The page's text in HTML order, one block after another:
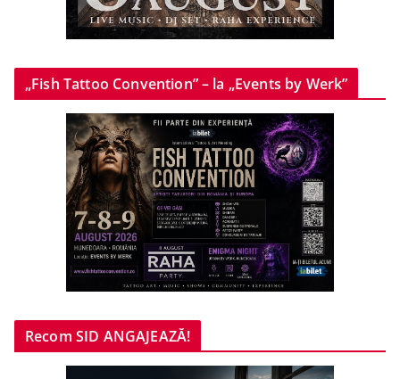
„Fish Tattoo Convention” – la „Events by Werk”
Recom SID ANGAJEAZĂ!